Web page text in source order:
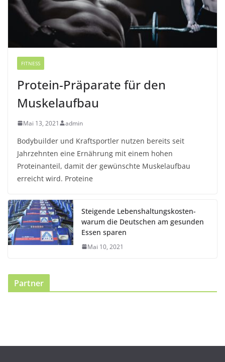
FITNESS
Protein-Präparate für den
Muskelaufbau
Mai 13, 2021 admin
Bodybuilder und Kraftsportler nutzen bereits seit
Jahrzehnten eine Ernährung mit einem hohen
Proteinanteil, damit der gewünschte Muskelaufbau
erreicht wird. Proteine
Steigende Lebenshaltungskosten-
warum die Deutschen am gesunden
Essen sparen
Mai 10, 2021
Partner